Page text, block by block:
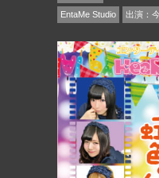
EntaMe Studio 出演：